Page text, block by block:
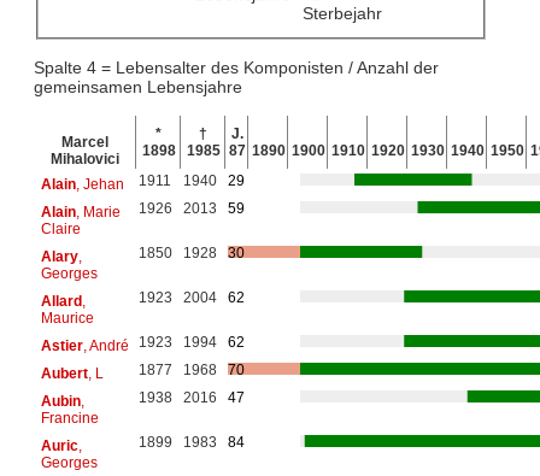
Sterbejahr
Spalte 4 = Lebensalter des Komponisten / Anzahl der
gemeinsamen Lebensjahre
Marcel
Mihalovici
*
1898
†
1985
J.
87 1890 1900 1910 1920 1930 1940 1950
Alain, Jehan 1911 1940
29
Alain, Marie
Claire
1926 2013 59
Alary,
Georges
1850 1928 30
Allard,
Maurice
1923 2004 62
Astier, André 1923 1994
62
Aubert, L 1877 1968
70
Aubin,
Francine
1938 2016 47
Auric,
Georges
1899 1983 84